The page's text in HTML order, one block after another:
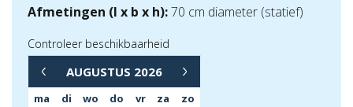
Afmetingen (l x b x h):70 cm diameter (statief)
Controleer beschikbaarheid
AUGUSTUS 2026
ma di wo do vr za
zo